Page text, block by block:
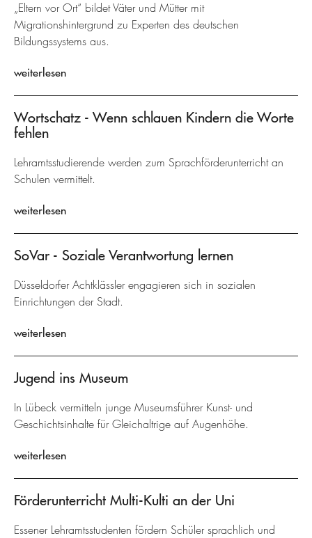
„Eltern vor Ort“ bildet Väter und Mütter mit
Migrationshintergrund zu Experten des deutschen
Bildungssystems aus.
weiterlesen
Wortschatz - Wenn schlauen Kindern die Worte
fehlen
Lehramtsstudierende werden zum Sprachförderunterricht an
Schulen vermittelt.
weiterlesen
SoVar - Soziale Verantwortung lernen
Düsseldorfer Achtklässler engagieren sich in sozialen
Einrichtungen der Stadt.
weiterlesen
Jugend ins Museum
In Lübeck vermitteln junge Museumsführer Kunst- und
Geschichtsinhalte für Gleichaltrige auf Augenhöhe.
weiterlesen
Förderunterricht Multi-Kulti an der Uni
Essener Lehramtsstudenten fördern Schüler sprachlich und